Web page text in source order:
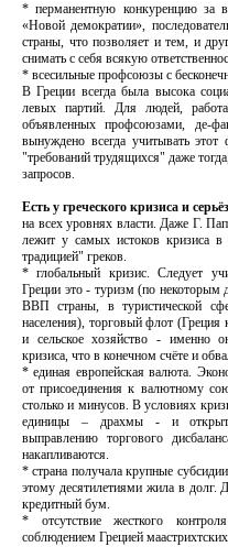
* перманентную конкуренцию
«Новой демократии»,
страны, что позволяет и тем, и
снимать с себя всякую
* всесильные профсоюзы с
В Греции всегда была высока
левых партий. Для людей,
объявленных профсоюзами, де-
вынуждено всегда учитывать
"требований трудящихся" даже
запросов.
Есть у греческого кризиса и
на всех уровнях власти. Даже Г.
лежит у самых истоков кризиса в
традицией" греков.
* глобальный кризис. Следует
Греции это - туризм (по некоторым
ВВП страны, в туристической
населения), торговый флот (Греция
и сельское хозяйство - именно
кризиса, что в конечном счёте и
* единая европейская валюта.
от присоединения к валютному
столько и минусов. В условиях
единицы – драхмы - и
выправлению торгового
накапливаются.
* страна получала крупные
этому десятилетиями жила в долг.
кредитный бум.
* отсутствие жесткого
соблюдением Грецией